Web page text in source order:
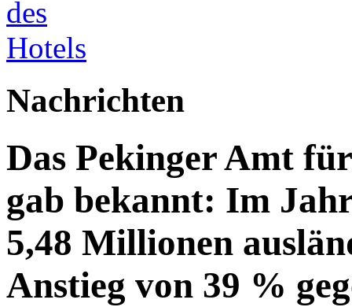
Nachrichten
Das Pekinger Amt
gab bekannt: Im
5,48 Millionen
Anstieg von 39 %